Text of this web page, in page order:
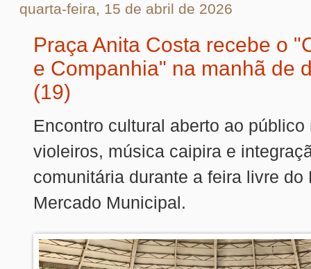
quarta-feira, 15 de abril de 2026
Praça Anita Costa recebe o
e Companhia" na manhã de
(19)
Encontro cultural aberto ao público
violeiros, música caipira e
comunitária durante a feira livre do
Mercado Municipal.